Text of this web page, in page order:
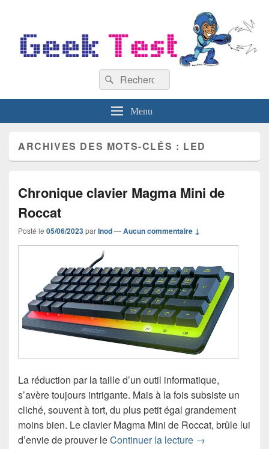
Recherche :
Rechercher
Menu
ARCHIVES DES MOTS-CLÉS : LED
Chronique clavier Magma Mini de
Roccat
Posté le 05/06/2023parInod—Aucun commentaire ↓
La réduction par la taille d’un outil informatique,
s’avère toujours intrigante. Mais à la fois subsiste un
cliché, souvent à tort, du plus petit égal grandement
moins bien. Le clavier Magma Mini de Roccat, brûle lui
d’envie de prouver leContinuer la lecture Chronique
→